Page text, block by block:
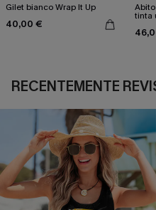
Gilet bianco Wrap It Up
40,00 €
tinta
RECENTEMENTE